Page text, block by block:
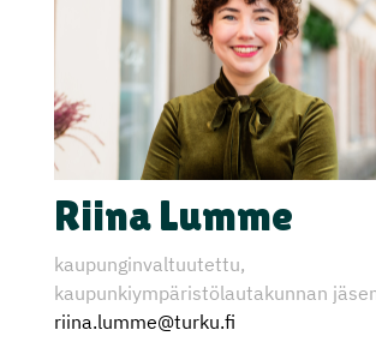
Riina Lumme
kaupunginvaltuutettu,
kaupunkiympäristölautakunnan
riina.lumme@turku.fi